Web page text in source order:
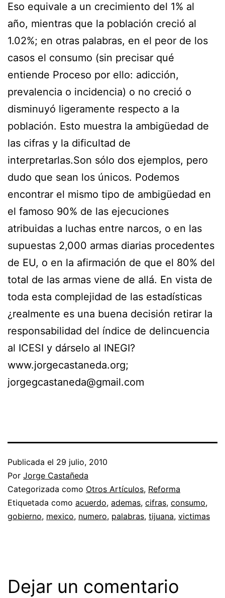
Eso equivale a un crecimiento del 1% al
año, mientras que la población creció al
1.02%; en otras palabras, en el peor de los
casos el consumo (sin precisar qué
entiende Proceso por ello: adicción,
prevalencia o incidencia) o no creció o
disminuyó ligeramente respecto a la
población. Esto muestra la ambigüedad de
las cifras y la dificultad de
interpretarlas.Son sólo dos ejemplos, pero
dudo que sean los únicos. Podemos
encontrar el mismo tipo de ambigüedad en
el famoso 90% de las ejecuciones
atribuidas a luchas entre narcos, o en las
supuestas 2,000 armas diarias procedentes
de EU, o en la afirmación de que el 80% del
total de las armas viene de allá. En vista de
toda esta complejidad de las estadísticas
¿realmente es una buena decisión retirar la
responsabilidad del índice de delincuencia
al ICESI y dárselo al INEGI?
www.jorgecastaneda.org;
jorgegcastaneda@gmail.com
Publicada el 29 julio, 2010
Por Jorge Castañeda
Categorizada como Otros Artículos, Reforma
Etiquetada como acuerdo, ademas, cifras, consumo,
gobierno, mexico, numero, palabras, tijuana, victimas
Dejar un comentario